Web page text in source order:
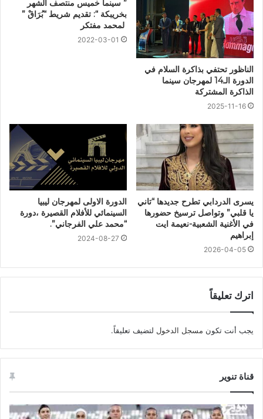
الناظور تحتفي بذاكرة السلام في
الدورة الـ14 لمهرجان سينما
الذاكرة المشتركة
2025-11-16
” سينما خميس منتصف الشهر
بخريبكة “: تقديم شريط “بُرَاقْ ”
لمحمد مفتكر
2022-03-01
يسرى الدردابي تطرح جديدها “تاني
يا قلبي” وتواصل ترسيخ حضورها
في الأغنية الشعبية-نعيمة ايت
إبراهيم
2026-04-05
الدورة الاولى لمهرجان ليبيا
السينمائي للأفلام القصيرة ،دورة
“محمد علي الفرجاني”.
2024-08-27
اترك تعليقاً
يجب أنت تكون مسجل الدخول لتضيف تعليقاً.
قناة تنوير